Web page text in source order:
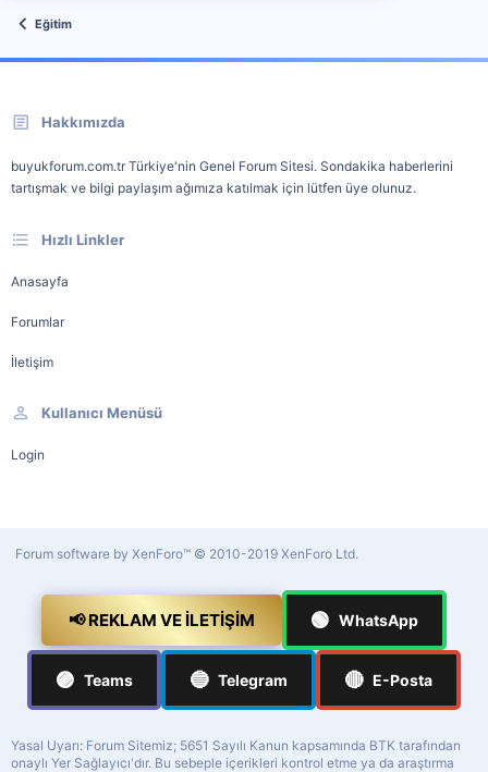
Eğitim
Hakkımızda
buyukforum.com.tr Türkiye'nin Genel Forum Sitesi. Sondakika haberlerini
tartışmak ve bilgi paylaşım ağımıza katılmak için lütfen üye olunuz.
Hızlı Linkler
Anasayfa
Forumlar
İletişim
Kullanıcı Menüsü
Login
Forum software by XenForo™ © 2010-2019 XenForo Ltd.
📢 REKLAM VE İLETIŞIM 🟢 WhatsApp
🟣 Teams 🔵 Telegram 🔴 E-Posta
Yasal Uyarı: Forum Sitemiz; 5651 Sayılı Kanun kapsamında BTK tarafından
onaylı Yer Sağlayıcı'dır. Bu sebeple içerikleri kontrol etme ya da araştırma